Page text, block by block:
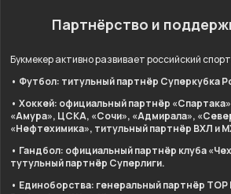
Партнёрство и
Букмекер активно развивает российский
• Футбол: титульный партнёр Суперкубка
• Хоккей: официальный партнёр
«Амура», ЦСКА, «Сочи», «Адмирала»,
«Нефтехимика», титульный партнёр ВХЛ и
• Гандбол: официальный партнёр клуба
тутульный партнёр Суперлиги.
• Единоборства: генеральный партнёр TOP